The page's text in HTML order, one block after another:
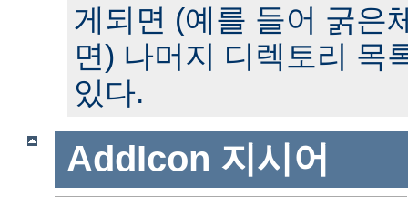
게되면 (예를 들어 굵은
면) 나머지 디렉토리 목
있다.
AddIcon 지시어